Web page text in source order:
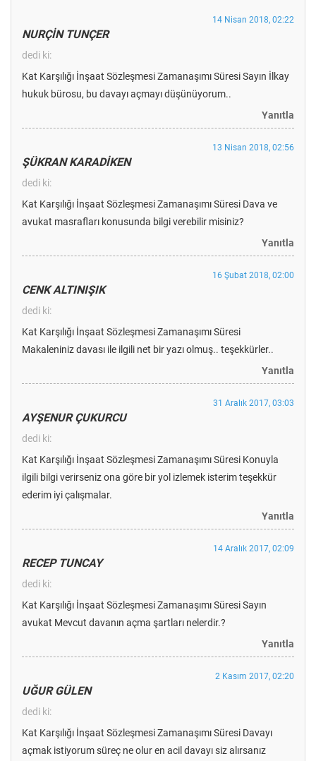
NURÇİN TUNÇER
dedi ki:
14 Nisan 2018, 02:22
Kat Karşılığı İnşaat Sözleşmesi Zamanaşımı Süresi Sayın İlkay
hukuk bürosu, bu davayı açmayı düşünüyorum..
Yanıtla
ŞÜKRAN KARADİKEN
dedi ki:
13 Nisan 2018, 02:56
Kat Karşılığı İnşaat Sözleşmesi Zamanaşımı Süresi Dava ve
avukat masrafları konusunda bilgi verebilir misiniz?
Yanıtla
CENK ALTINIŞIK
dedi ki:
16 Şubat 2018, 02:00
Kat Karşılığı İnşaat Sözleşmesi Zamanaşımı Süresi
Makaleniniz davası ile ilgili net bir yazı olmuş.. teşekkürler..
Yanıtla
AYŞENUR ÇUKURCU
dedi ki:
31 Aralık 2017, 03:03
Kat Karşılığı İnşaat Sözleşmesi Zamanaşımı Süresi Konuyla
ilgili bilgi verirseniz ona göre bir yol izlemek isterim teşekkür
ederim iyi çalışmalar.
Yanıtla
RECEP TUNCAY
dedi ki:
14 Aralık 2017, 02:09
Kat Karşılığı İnşaat Sözleşmesi Zamanaşımı Süresi Sayın
avukat Mevcut davanın açma şartları nelerdir.?
Yanıtla
UĞUR GÜLEN
dedi ki:
2 Kasım 2017, 02:20
Kat Karşılığı İnşaat Sözleşmesi Zamanaşımı Süresi Davayı
açmak istiyorum süreç ne olur en acil davayı siz alırsanız